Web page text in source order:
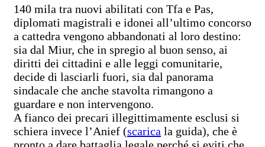
140 mila tra nuovi abilitati con Tfa e Pas,
diplomati magistrali e idonei all’ultimo concorso
a cattedra vengono abbandonati al loro destino:
sia dal Miur, che in spregio al buon senso, ai
diritti dei cittadini e alle leggi comunitarie,
decide di lasciarli fuori, sia dal panorama
sindacale che anche stavolta rimangono a
guardare e non intervengono.
A fianco dei precari illegittimamente esclusi si
schiera invece l’Anief (scarica la guida), che è